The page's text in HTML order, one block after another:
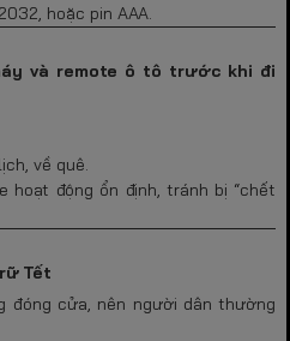
hoặc pin AAA.
và remote ô tô trước khi đi
về quê.
hoạt động ổn định, tránh bị “chết
Tết
đóng cửa, nên người dân thường